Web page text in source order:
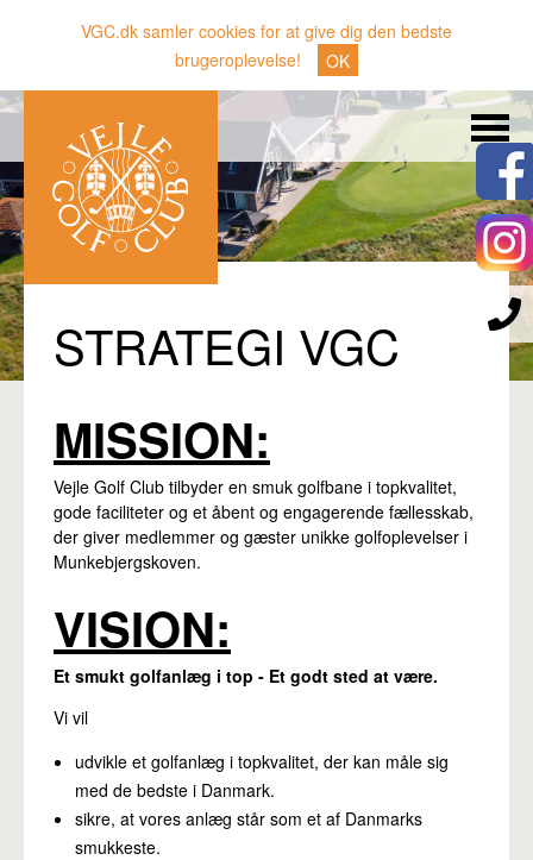
VGC.dk samler cookies for at give dig den bedste
brugeroplevelse!
OK
Nyheder
Klubben
Banen
Gæster
Sporten
Erhverv
Den lille Kok
Pro
STRATEGI VGC
MISSION:
Vejle Golf Club tilbyder en smuk golfbane i topkvalitet,
gode faciliteter og et åbent og engagerende fællesskab,
der giver medlemmer og gæster unikke golfoplevelser i
Munkebjergskoven.
VISION:
Et smukt golfanlæg i top - Et godt sted at være.
Vi vil
udvikle et golfanlæg i topkvalitet, der kan måle sig
med de bedste i Danmark.
sikre, at vores anlæg står som et af Danmarks
smukkeste.